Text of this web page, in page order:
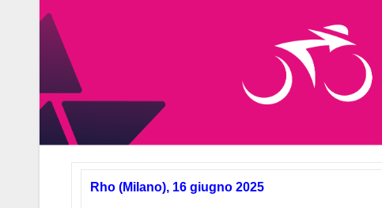
Rho (Milano), 16 giugno 2025